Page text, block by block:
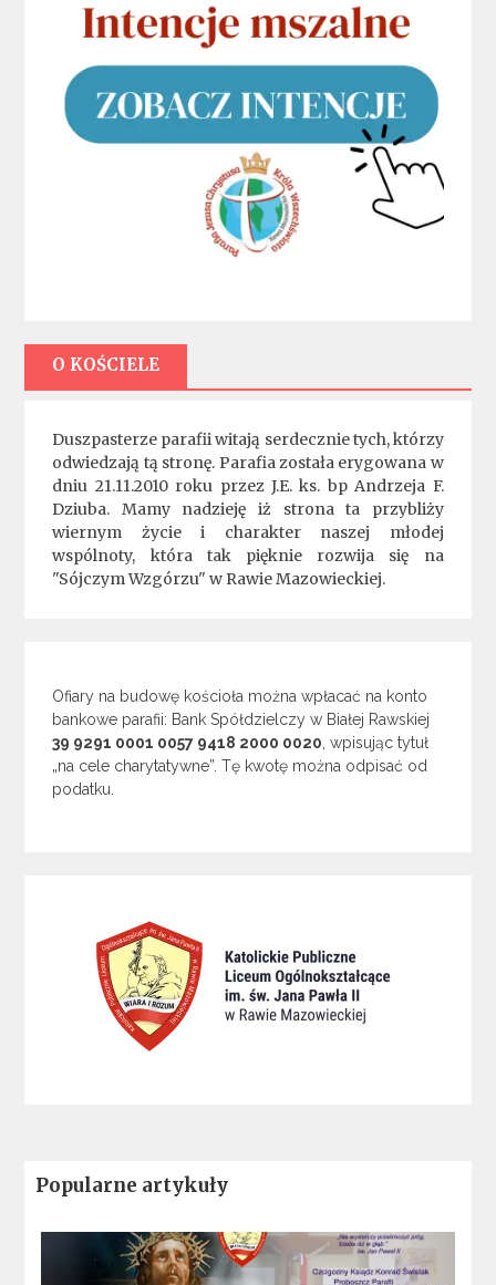
O KOŚCIELE
Duszpasterze parafii witają serdecznie tych, którzy
odwiedzają tą stronę. Parafia została erygowana w
dniu 21.11.2010 roku przez J.E. ks. bp Andrzeja F.
Dziuba. Mamy nadzieję iż strona ta przybliży
wiernym życie i charakter naszej młodej
wspólnoty, która tak pięknie rozwija się na
"Sójczym Wzgórzu" w Rawie Mazowieckiej.
Ofiary na budowę kościoła można wpłacać na konto
bankowe parafii: Bank Spółdzielczy w Białej Rawskiej
39 9291 0001 0057 9418 2000 0020 , wpisując tytuł
„na cele charytatywne”. Tę kwotę można odpisać od
podatku.
Popularne artykuły